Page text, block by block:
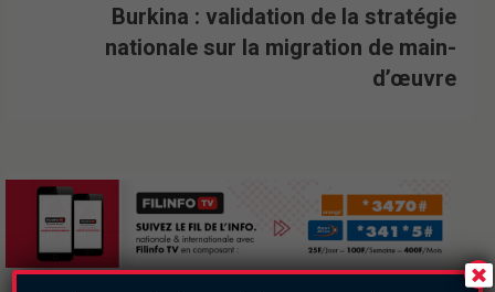
Burkina : validation de la stratégie
nationale sur la migration de main-
d’œuvre